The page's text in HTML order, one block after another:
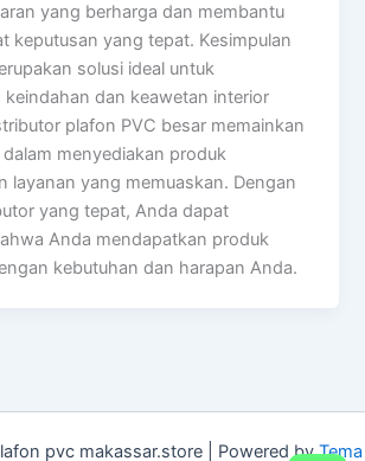
yang berharga dan membantu
keputusan yang tepat. Kesimpulan
solusi ideal untuk
dan keawetan interior
plafon PVC besar memainkan
menyediakan produk
layanan yang memuaskan. Dengan
yang tepat, Anda dapat
Anda mendapatkan produk
kebutuhan dan harapan Anda.
pvc makassar.store | Powered byTema